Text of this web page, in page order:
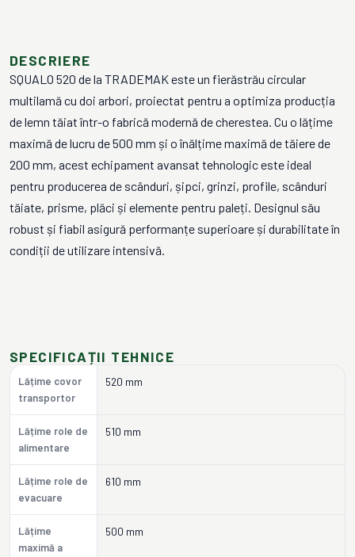
DESCRIERE
SQUALO 520 de la TRADEMAK este un fierăstrău circular
multilamă cu doi arbori, proiectat pentru a optimiza producția
de lemn tăiat într-o fabrică modernă de cherestea. Cu o lățime
maximă de lucru de 500 mm și o înălțime maximă de tăiere de
200 mm, acest echipament avansat tehnologic este ideal
pentru producerea de scânduri, șipci, grinzi, profile, scânduri
tăiate, prisme, plăci și elemente pentru paleți. Designul său
robust și fiabil asigură performanțe superioare și durabilitate în
condiții de utilizare intensivă.
SPECIFICAȚII TEHNICE
Lățime covor
transportor
520 mm
Lățime role de
alimentare
510 mm
Lățime role de
evacuare
610 mm
Lățime
maximă a
500 mm